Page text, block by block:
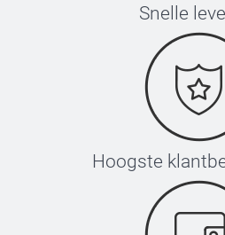
Snelle
Hoogste